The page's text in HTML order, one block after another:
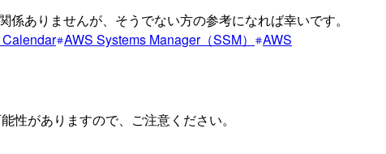
ありませんが、そうでない方の参考になれば幸いです。
AWS Systems Manager（SSM）
AWS
性がありますので、ご注意ください。